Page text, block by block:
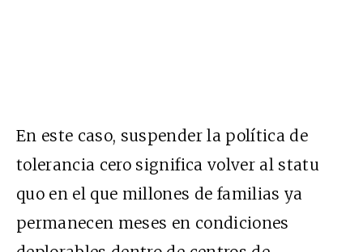
En este caso, suspender la política de
tolerancia cero significa volver al statu
quo en el que millones de familias ya
permanecen meses en condiciones